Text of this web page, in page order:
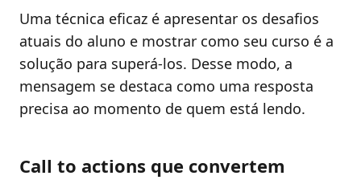
Uma técnica eficaz é apresentar os desafios
atuais do aluno e mostrar como seu curso é a
solução para superá-los. Desse modo, a
mensagem se destaca como uma resposta
precisa ao momento de quem está lendo.
Call to actions que convertem